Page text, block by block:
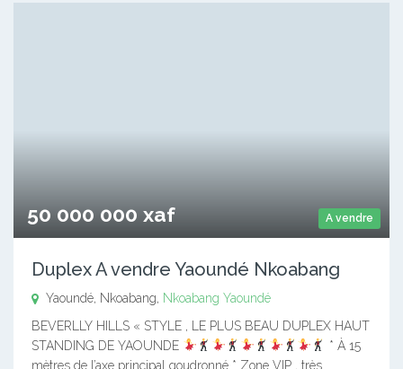
A vendre
50 000 000 xaf
Duplex A vendre Yaoundé Nkoabang
Yaoundé, Nkoabang, Nkoabang Yaoundé
BEVERLLY HILLS « STYLE , LE PLUS BEAU DUPLEX HAUT
STANDING DE YAOUNDE
* À 15
mètres de l’axe principal goudronné * Zone VIP , très